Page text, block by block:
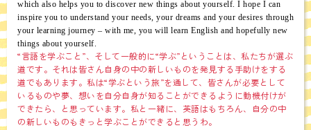
which also helps you to discover new things about yourself. I hope I can
inspire you to understand your needs, your dreams and your desires through
your learning journey – with me, you will learn English and hopefully new
things about yourself.
“言語を学ぶこと”、そして一般的に“学ぶ”ということは、私たちが選ぶ
道です。それは皆さん自身の中の新しいものを発見する手助けをする
道でもあります。私は“学ぶという旅”を通して、皆さんが必要として
いるものや夢、想いを自分自身が知ることができるように動機付けが
できたら、と思っています。私と一緒に、英語はもちろん、自分の中
の新しいものもきっと学ぶことができると思うわ。